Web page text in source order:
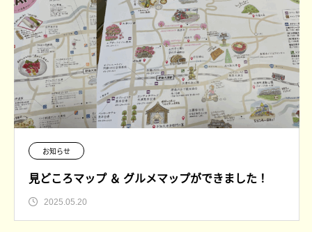
お知らせ
見どころマップ ＆ グルメマップができました！
2025.05.20